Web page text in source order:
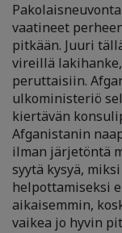
vaatineet
pitkään. Juuri
vireillä
peruttaisiin.
ulkoministeriö
kiertävän
Afganistanin
ilman järjetöntä
syytä kysyä,
helpottamiseksi
aikaisemmin,
vaikea jo hyvin